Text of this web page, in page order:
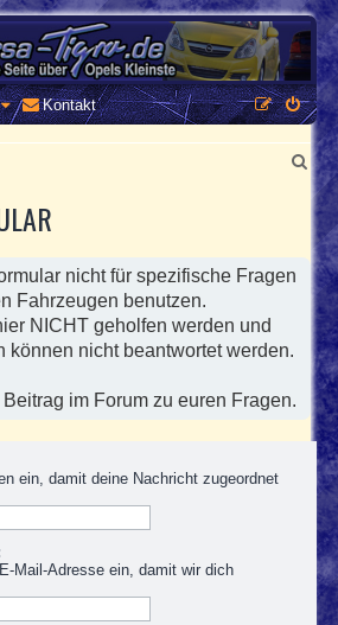
um Opel Corsa und Tigra
Kontakt
S
u
h
nicht für spezifische Fragen
Fahrzeugen benutzen.
NICHT geholfen werden und
können nicht beantwortet werden.
im Forum zu euren Fragen.
ein, damit deine Nachricht zugeordnet
Mail-Adresse ein, damit wir dich